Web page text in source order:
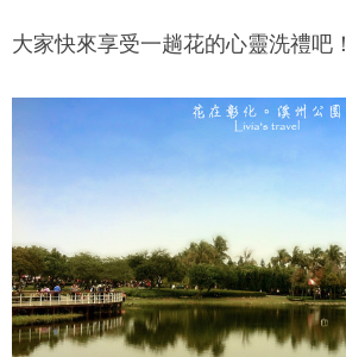
大家快來享受一趟花的心靈洗禮吧！